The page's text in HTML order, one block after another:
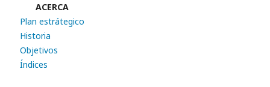
ACERCA
Plan estrátegico
Historia
Objetivos
Índices